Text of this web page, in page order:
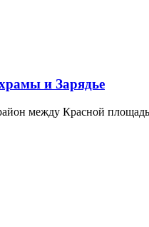
и Зарядье
между Красной